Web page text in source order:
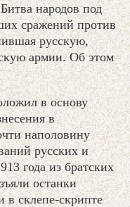
народов под
сражений против
русскую,
армии. Об этом
в основу
в
наполовину
русских и
года из братских
останки
в склепе-скрипте